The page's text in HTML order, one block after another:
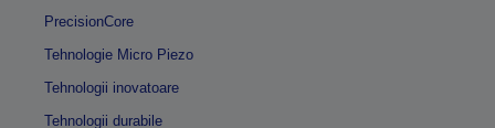
PrecisionCore
Tehnologie Micro Piezo
Tehnologii inovatoare
Tehnologii durabile